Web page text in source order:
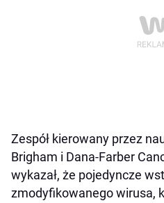
Zespół kierowany przez
Brigham i Dana-Farber
wykazał, że pojedyncze
zmodyfikowanego wirusa,